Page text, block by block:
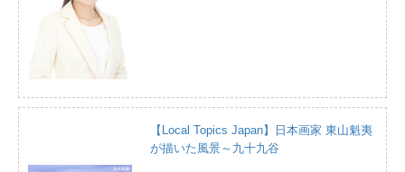
【Local Topics Japan】日本画家 東山魁夷
が描いた風景～九十九谷